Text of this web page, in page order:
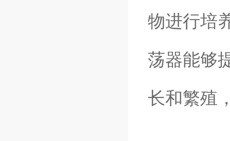
物进行培
荡器能够
长和繁殖